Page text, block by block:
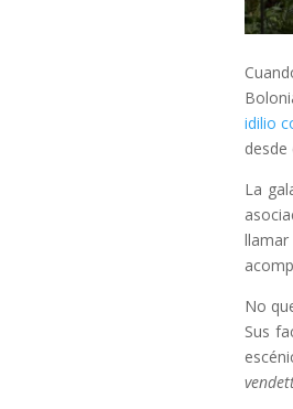
idilio
desde
La
No
Sus